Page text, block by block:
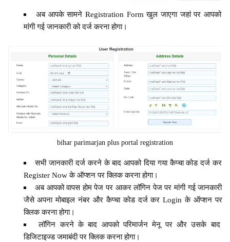
अब आपके सामने Registration Form खुल जाएगा जहां पर आपको
मांगी गई जानकारी को दर्ज करना होगा।
bihar parimarjan plus portal registration
सभी जानकारी दर्ज करने के बाद आपको दिया गया कैप्चा कोड दर्ज कर
Register Now के ऑप्शन पर क्लिक करना होगा।
अब आपको वापस होम पेज पर आकर लॉगिन पेज पर मांगी गई जानकारी
जैसे अपना मोबाइल नंबर और कैप्चा कोड दर्ज कर Login के ऑप्शन पर
क्लिक करना होगा।
लॉगिन करने के बाद आपको परिमार्जन मेनू पर और उसके बाद
डिजिटाइज्ड जमाबंदी पर क्लिक करना होगा।